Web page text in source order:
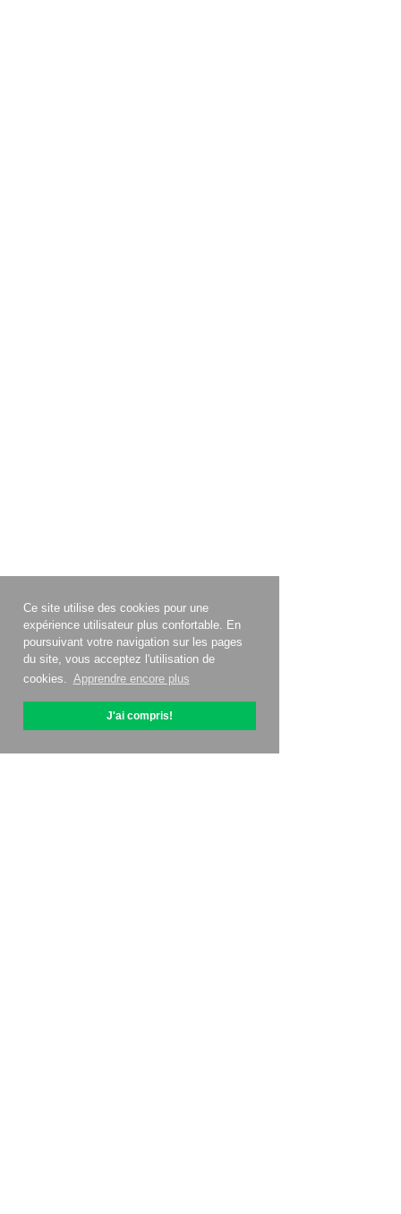
Ce site utilise des cookies pour une
expérience utilisateur plus confortable. En
poursuivant votre navigation sur les pages
du site, vous acceptez l'utilisation de
cookies. Apprendre encore plus
J'ai compris!